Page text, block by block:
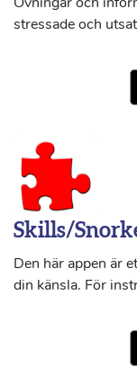
stressade och
Skills/
Den här appen är
din känsla. För